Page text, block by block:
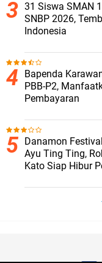
31 Siswa SMAN
SNBP 2026,
Indonesia
Bapenda
PBB-P2,
Pembayaran
Danamon
Ayu Ting Ting,
Kato Siap Hibur